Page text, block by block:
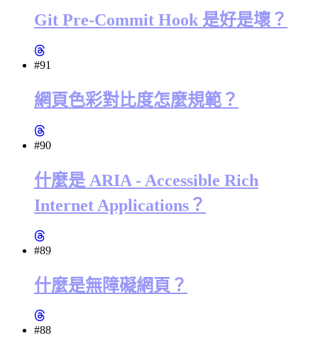
Git Pre-Commit Hook 是好是壞？
#91
網頁色彩對比度怎麼規範？
#90
什麼是 ARIA - Accessible Rich
Internet Applications？
#89
什麼是無障礙網頁？
#88